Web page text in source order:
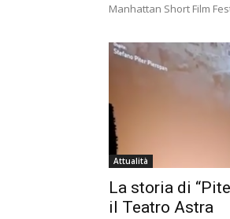
Manhattan Short Film
Attualità
La storia di
il Teatro Astra